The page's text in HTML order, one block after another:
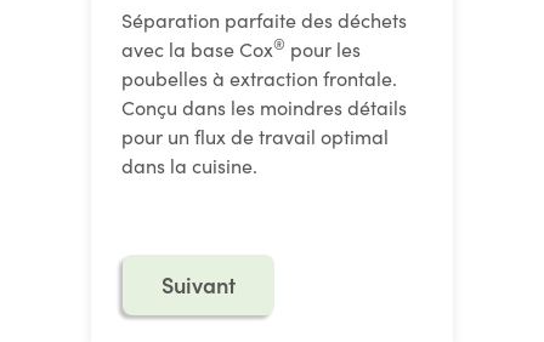
Séparation parfaite des déchets
avec la base Cox® pour les
poubelles à extraction frontale.
Conçu dans les moindres détails
pour un flux de travail optimal
dans la cuisine.
Suivant